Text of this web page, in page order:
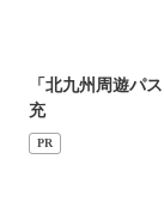
「北九州周遊パ
充
PR